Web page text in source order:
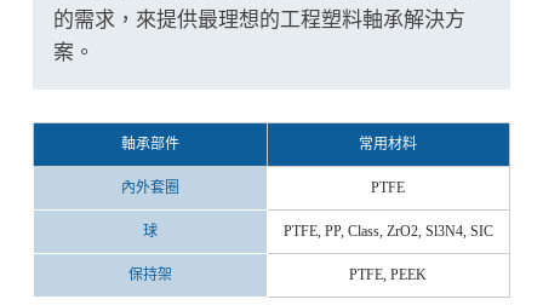
的需求，來提供最理想的工程塑料軸承解決方
案。
軸承部件 常用材料
內外套圈 PTFE
球 PTFE, PP, Class, ZrO2, Sl3N4, SIC
保持架 PTFE, PEEK